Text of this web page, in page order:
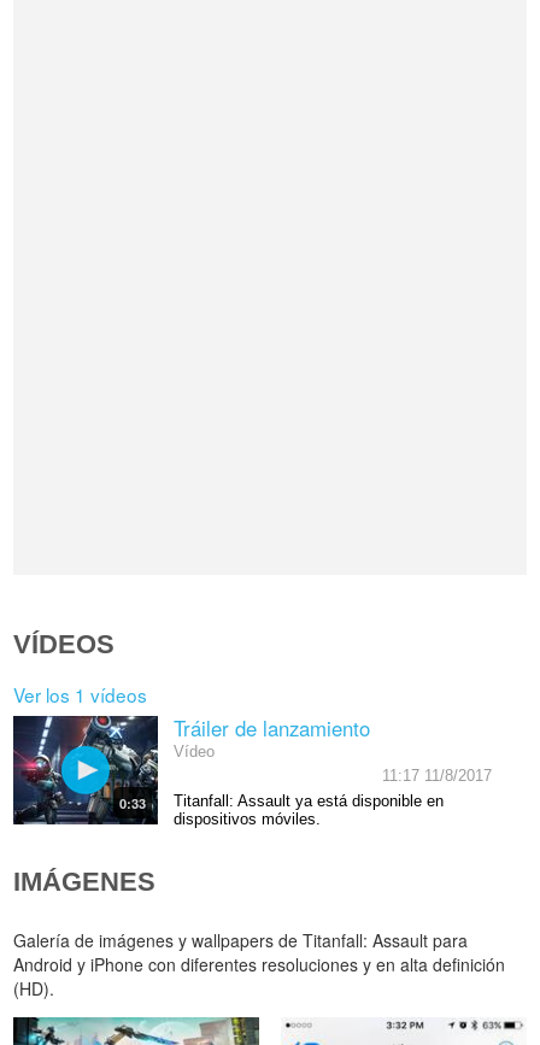
VÍDEOS
Ver los 1 vídeos
0:33
Tráiler de lanzamiento
Vídeo
11:17 11/8/2017
Titanfall: Assault ya está disponible en
dispositivos móviles.
IMÁGENES
Galería de imágenes y wallpapers de Titanfall: Assault para
Android y iPhone con diferentes resoluciones y en alta definición
(HD).